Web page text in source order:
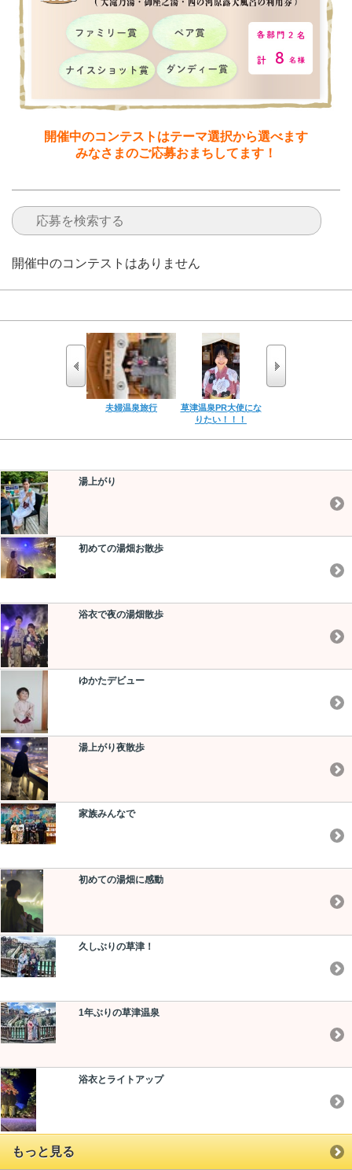
開催中のコンテストはテーマ選択から選べます
みなさまのご応募おまちしてます！
開催中のコンテストはありません
夫婦温泉旅行
草津温泉PR大使にな
りたい！！！
湯上がり
初めての湯畑お散歩
浴衣で夜の湯畑散歩
ゆかたデビュー
湯上がり夜散歩
家族みんなで
初めての湯畑に感動
久しぶりの草津！
1年ぶりの草津温泉
浴衣とライトアップ
もっと見る